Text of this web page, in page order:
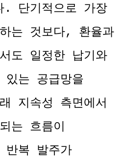
. 단기적으로 가장
는 것보다, 환율과
도 일정한 납기와
는 공급망을
지속성 측면에서
는 흐름이
반복 발주가